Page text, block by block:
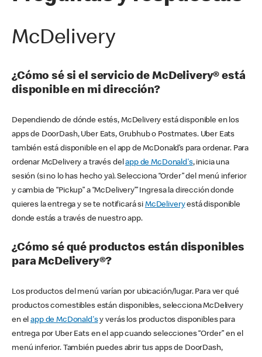
McDelivery
¿Cómo sé si el servicio de McDelivery® está
disponible en mi dirección?
Dependiendo de dónde estés, McDelivery está disponible en los
apps de DoorDash, Uber Eats, Grubhub o Postmates. Uber Eats
también está disponible en el app de McDonald’s para ordenar. Para
ordenar McDelivery a través delapp de McDonald's, inicia una
sesión (si no lo has hecho ya). Selecciona “Order” del menú inferior
y cambia de “Pickup” a “McDelivery’” Ingresa la dirección donde
quieres la entrega y se te notificará si McDeliveryestá disponible
donde estás a través de nuestro app.
¿Cómo sé qué productos están disponibles
para McDelivery®?
Los productos del menú varían por ubicación/lugar. Para ver qué
productos comestibles están disponibles, selecciona McDelivery
en elapp de McDonald'sy verás los productos disponibles para
entrega por Uber Eats en el app cuando selecciones “Order” en el
menú inferior. También puedes abrir tus apps de DoorDash,